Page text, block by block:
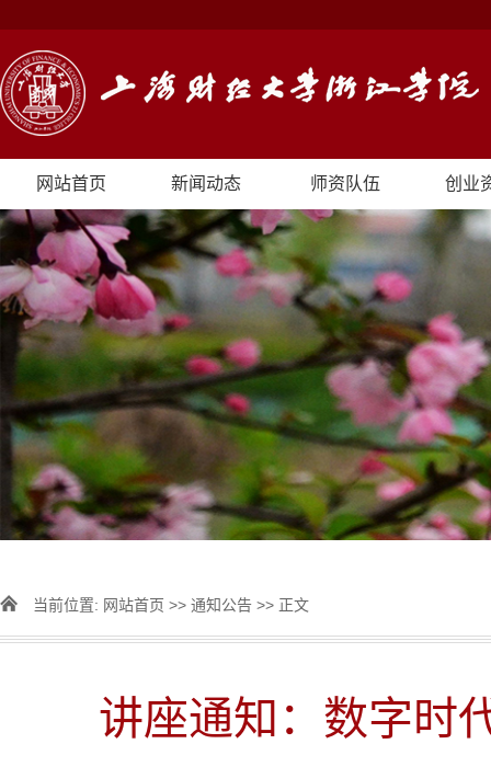
网站首页 新闻动态 师资队伍 创业
当前位置: 网站首页 >> 通知公告 >> 正文
讲座通知：数字时